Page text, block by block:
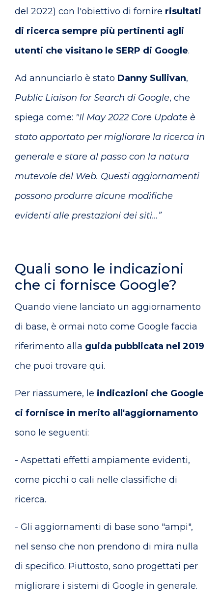
del 2022) con l'obiettivo di fornire risultati
di ricerca sempre più pertinenti agli
utenti che visitano le SERP di Google.
Ad annunciarlo è stato Danny Sullivan,
Public Liaison for Search di Google, che
spiega come: "Il May 2022 Core Update è
stato apportato per migliorare la ricerca in
generale e stare al passo con la natura
mutevole del Web. Questi aggiornamenti
possono produrre alcune modifiche
evidenti alle prestazioni dei siti…”
Quali sono le indicazioni
che ci fornisce Google?
Quando viene lanciato un aggiornamento
di base, è ormai noto come Google faccia
riferimento alla guida pubblicata nel 2019
che puoi trovare qui.
Per riassumere, le indicazioni che Google
ci fornisce in merito all'aggiornamento
sono le seguenti:
- Aspettati effetti ampiamente evidenti,
come picchi o cali nelle classifiche di
ricerca.
- Gli aggiornamenti di base sono "ampi",
nel senso che non prendono di mira nulla
di specifico. Piuttosto, sono progettati per
migliorare i sistemi di Google in generale.